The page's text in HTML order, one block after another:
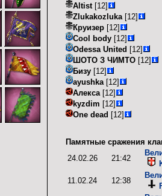
Altist [12]
Zlukakozluka [12]
Круизер [12]
Cool body [12]
Odessa United [12]
ШОТО З ЧИМТО [12]
Бизу [12]
ayushka [12]
Алекса [12]
kyzdim [12]
One dead [12]
Памятные сражения
24.02.26
21:42
11.02.24
12:38